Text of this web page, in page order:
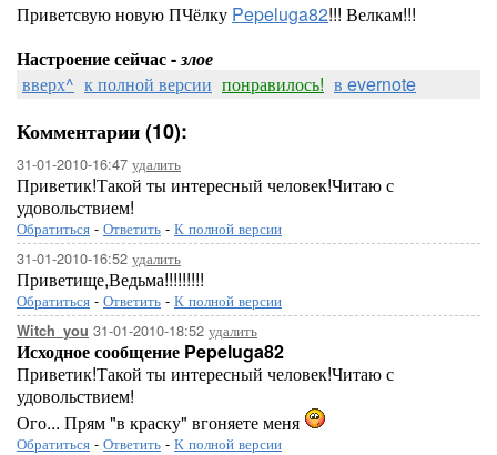
Приветсвую новую ПЧёлку Pepeluga82!!! Велкам!!!
Настроение сейчас -злое
вверх^ к полной версии понравилось! в evernote
Комментарии (10):
31-01-2010-16:47 удалить
Приветик!Такой ты интересный человек!Читаю с
удовольствием!
Обратиться - Ответить - К полной версии
31-01-2010-16:52 удалить
Приветище,Ведьма!!!!!!!!!
Обратиться - Ответить - К полной версии
Witch_you 31-01-2010-18:52 удалить
Исходное сообщение Pepeluga82
Приветик!Такой ты интересный человек!Читаю с
удовольствием!
Ого... Прям "в краску" вгоняете меня
Обратиться - Ответить - К полной версии